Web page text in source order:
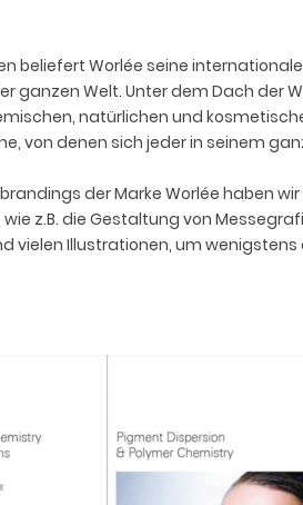
beliefert Worlée seine
ganzen Welt. Unter dem Dach der
natürlichen und
von denen sich jeder in seinem
der Marke Worlée haben
wie z.B. die Gestaltung von
vielen Illustrationen, um wenigstens